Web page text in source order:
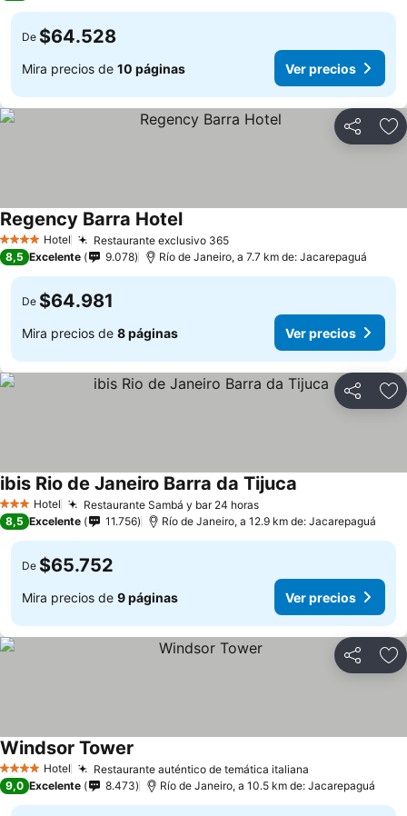
De $64.528
Mira precios de 10 páginas Ver precios
Compartir
4 EstrellasHotel Restaurante exclusivo 365Ver precios
Regency Barra HotelVer precios
8,5 Excelente 9.078 Río de Janeiro, a 7.7 km de: Jacarepaguá
De $64.981
Mira precios de 8 páginas Ver precios
Compartir
3 Estrellas
Hotel Restaurante Sambá y bar 24 horasVer precios
ibis Rio de Janeiro Barra da Tijuca
8,5 Excelente 11.756 Río de Janeiro, a 12.9 km de: Jacarepaguá
De $65.752
Mira precios de 9 páginas Ver precios
Compartir
4 EstrellasHotel Restaurante auténtico de temática italiana
Windsor Tower
9,0 Excelente 8.473 Río de Janeiro, a 10.5 km de: Jacarepaguá